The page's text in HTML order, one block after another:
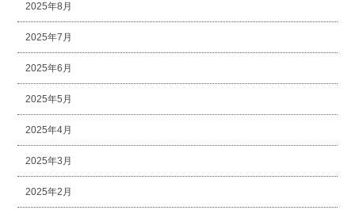
2025年8月
2025年7月
2025年6月
2025年5月
2025年4月
2025年3月
2025年2月